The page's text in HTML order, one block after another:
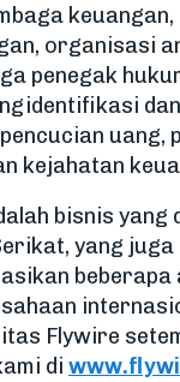
keuangan,
organisasi
penegak
uang,
kejahatan
bisnis yang
yang juga
beberapa
Flywire
di